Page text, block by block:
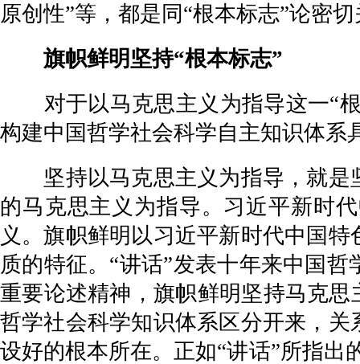
原创性”等，都是同“根本标志”论密
旗帜鲜明坚持“根本标志”
对于以马克思主义为指导这一“根
构建中国哲学社会科学自主知识体系
坚持以马克思主义为指导，就是
的马克思主义为指导。习近平新时
义。旗帜鲜明以习近平新时代中国
质的特征。“讲话”发表十年来中国
重要论述精神，旗帜鲜明坚持马克
哲学社会科学知识体系区分开来，
设好的根本所在。正如“讲话”所指